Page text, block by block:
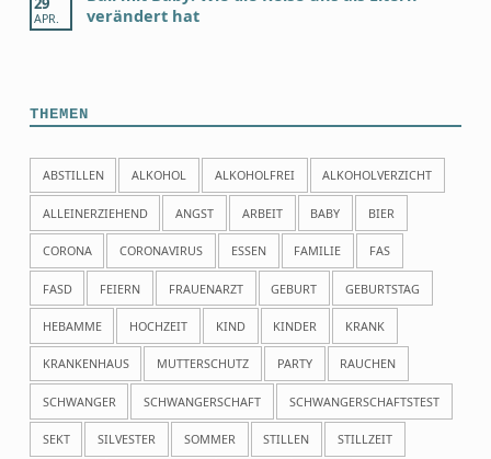
APR.
verändert hat
THEMEN
ABSTILLEN ALKOHOL ALKOHOLFREI ALKOHOLVERZICHT
ALLEINERZIEHEND ANGST ARBEIT BABY BIER
CORONA CORONAVIRUS ESSEN FAMILIE FAS
FASD FEIERN FRAUENARZT GEBURT GEBURTSTAG
HEBAMME HOCHZEIT KIND KINDER KRANK
KRANKENHAUS MUTTERSCHUTZ PARTY RAUCHEN
SCHWANGER SCHWANGERSCHAFT SCHWANGERSCHAFTSTEST
SEKT SILVESTER SOMMER STILLEN STILLZEIT